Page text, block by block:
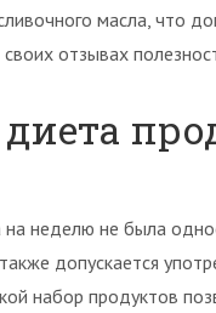
масла, что
отзывах
неделю не была
допускается
набор продуктов